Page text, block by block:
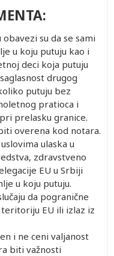
su da se sami
u koju putuju kao i
deci koja putuju
drugog
putuju bez
pratioca i
prelasku granice.
overena kod notara.
ulaska u
zdravstveno
EU u Srbiji
u koju putuju.
da pogranične
EU ili izlaz iz
i ne ceni valjanost
biti važnosti